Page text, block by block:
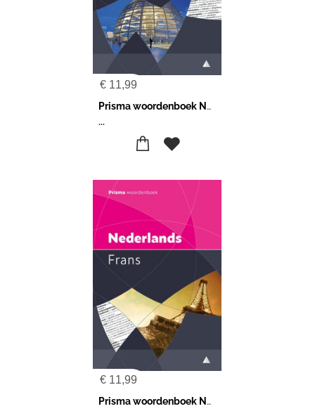
€ 11,99
Prisma woordenboek Nederlands-Duits
...
€ 11,99
Prisma woordenboek Nederlands-Frans